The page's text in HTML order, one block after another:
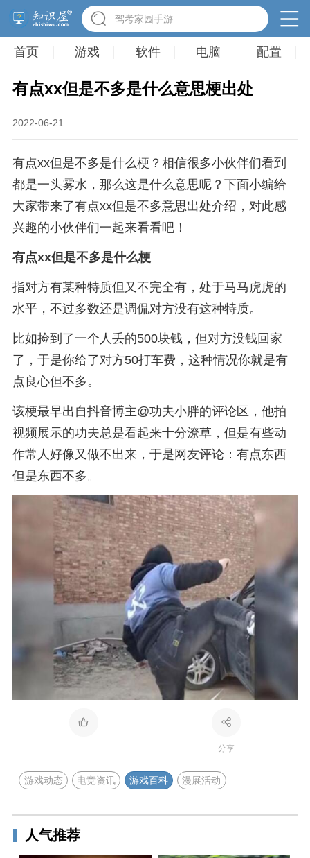
驾考家园手游
首页 游戏 软件 电脑 配置
有点xx但是不多是什么意思梗出处
2022-06-21
有点xx但是不多是什么梗？相信很多小伙伴们看到
都是一头雾水，那么这是什么意思呢？下面小编给
大家带来了有点xx但是不多意思出处介绍，对此感
兴趣的小伙伴们一起来看看吧！
有点xx但是不多是什么梗
指对方有某种特质但又不完全有，处于马马虎虎的
水平，不过多数还是调侃对方没有这种特质。
比如捡到了一个人丢的500块钱，但对方没钱回家
了，于是你给了对方50打车费，这种情况你就是有
点良心但不多。
该梗最早出自抖音博主@功夫小胖的评论区，他拍
视频展示的功夫总是看起来十分潦草，但是有些动
作常人好像又做不出来，于是网友评论：有点东西
但是东西不多。
分享
游戏动态 电竞资讯 游戏百科 漫展活动
人气推荐